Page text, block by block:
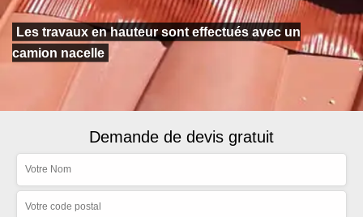
Les travaux en hauteur sont effectués avec un
camion nacelle
Demande de devis gratuit